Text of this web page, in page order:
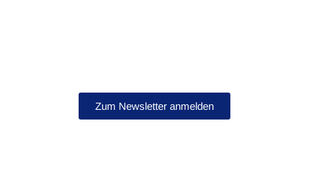
Zum Newsletter anmelden